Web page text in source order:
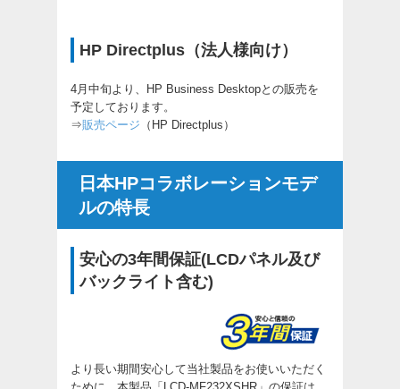
HP Directplus（法人様向け）
4月中旬より、HP Business Desktopとの販売を
予定しております。
⇒販売ページ （HP Directplus）
日本HPコラボレーションモデ
ルの特長
安心の3年間保証(LCDパネル及び
バックライト含む)
より長い期間安心して当社製品をお使いいただく